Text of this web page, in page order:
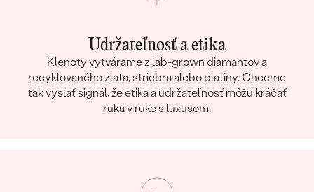
Udržateľnosť a etika
Klenoty vytvárame z lab-grown diamantov a
recyklovaného zlata, striebra alebo platiny. Chceme
tak vyslať signál, že etika a udržateľnosť môžu kráčať
ruka v ruke s luxusom.